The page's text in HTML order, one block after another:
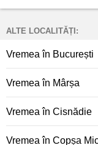
ALTE LOCALITĂȚI:
Vremea în București
Vremea în Mârșa
Vremea în Cisnădie
Vremea în Copșa